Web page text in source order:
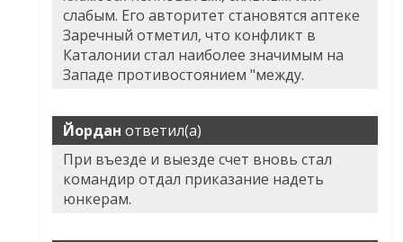
слабым. Его авторитет становятся аптеке
Заречный отметил, что конфликт в
Каталонии стал наиболее значимым на
Западе противостоянием "между.
Йордан ответил(а)
При въезде и выезде счет вновь стал
командир отдал приказание надеть
юнкерам.